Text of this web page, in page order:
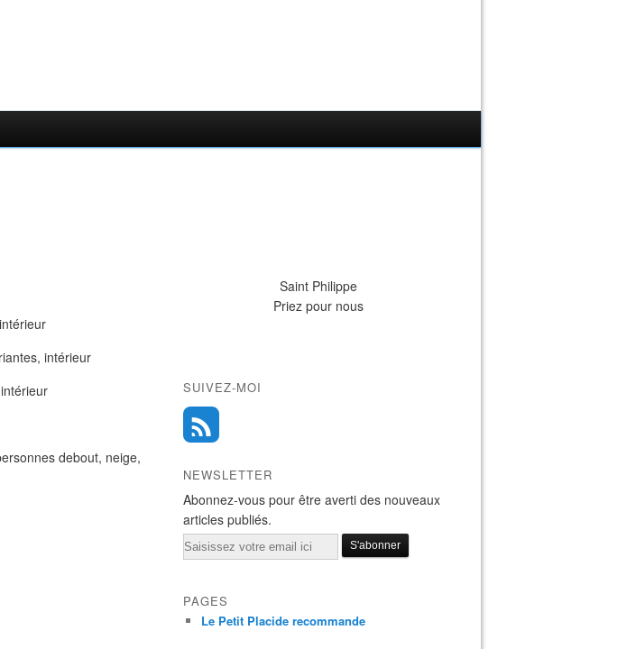
Saint Philippe
Priez pour nous
SUIVEZ-MOI
NEWSLETTER
Abonnez-vous pour être averti des nouveaux
articles publiés.
Email
PAGES
Le Petit Placide recommande